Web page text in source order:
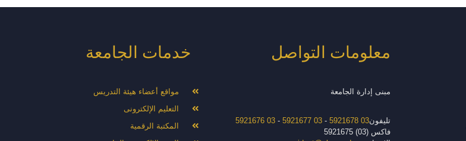
معلومات التواصل
مبنى إدارة الجامعة
تليفون03 5921678
-
03 5921677
-
03 5921676
فاكس (03) 5921675
خدمات الجامعة
مواقع أعضاء هيئة التدريس
التعليم الإلكترونى
المكتبة الرقمية